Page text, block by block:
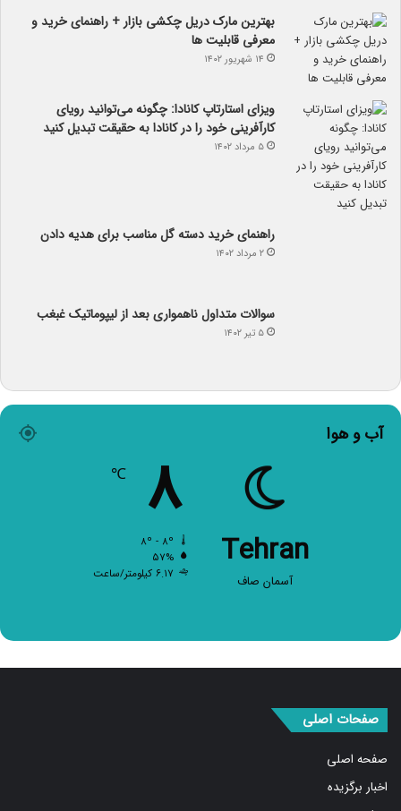
بهترین مارک دریل چکشی بازار + راهنمای خرید و
معرفی قابلیت ها
۱۴ شهریور ۱۴۰۲
ویزای استارتاپ کانادا: چگونه می‌توانید رویای
کارآفرینی خود را در کانادا به حقیقت تبدیل کنید
۵ مرداد ۱۴۰۲
راهنمای خرید دسته گل مناسب برای هدیه دادن
۲ مرداد ۱۴۰۲
سوالات متداول ناهمواری بعد از لیپوماتیک غبغب
۵ تیر ۱۴۰۲
آب و هوا
Tehran
آسمان صاف
۸
۵۷%
۶.۱۷ کیلومتر/ساعت
صفحه اصلی
اخبار برگزیده
سیاسی